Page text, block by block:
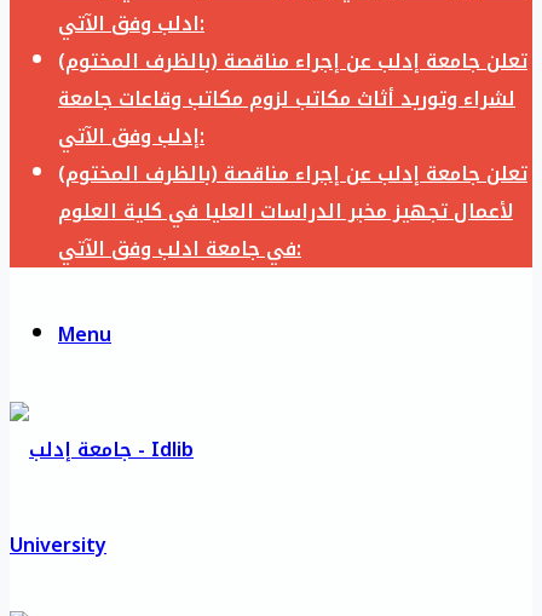
ادلب وفق الآتي:
تعلن جامعة إدلب عن إجراء مناقصة (بالظرف المختوم)
لشراء وتوريد أثاث مكاتب لزوم مكاتب وقاعات جامعة
إدلب وفق الآتي:
تعلن جامعة إدلب عن إجراء مناقصة (بالظرف المختوم)
لأعمال تجهيز مخبر الدراسات العليا في كلية العلوم
في جامعة ادلب وفق الآتي:
Menu